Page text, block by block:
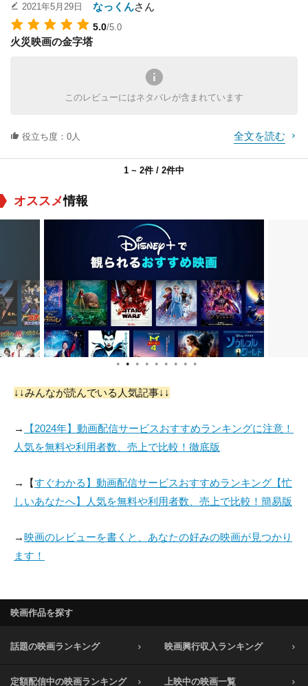
2021年5月29日 なっくんさん
5.0/5.0
火災映画の金字塔
このレビューにはネタバレが含まれています
役立ち度：0人 全文を読む
1 ~ 2件 / 2件中
オススメ情報
● ● ● ● ● ● ● ● ●
↓↓みんなが読んでいる人気記事↓↓
→
【2024年】動画配信サービスおすすめランキングに注意！
人気を無料や利用者数、売上で比較！徹底版
→【すぐわかる】動画配信サービスおすすめランキング【忙
しいあなたへ】人気を無料や利用者数、売上で比較！簡易版
→映画のレビューを書くと、あなたの好みの映画が見つかり
ます！
映画作品を探す
話題の映画ランキング 映画興行収入ランキング
定額配信中の映画ランキング 上映中の映画一覧